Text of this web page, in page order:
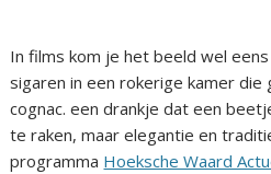
In films kom je het beeld wel
sigaren in een rokerige kamer die
cognac. een drankje dat een
te raken, maar elegantie en
programma Hoeksche Waard